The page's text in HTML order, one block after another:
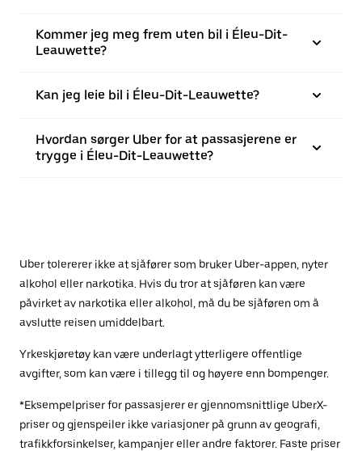
Kommer jeg meg frem uten bil i Éleu-Dit-
Leauwette?
Kan jeg leie bil i Éleu-Dit-Leauwette?
Hvordan sørger Uber for at passasjerene er
trygge i Éleu-Dit-Leauwette?
Uber tolererer ikke at sjåfører som bruker Uber-appen, nyter
alkohol eller narkotika. Hvis du tror at sjåføren kan være
påvirket av narkotika eller alkohol, må du be sjåføren om å
avslutte reisen umiddelbart.
Yrkeskjøretøy kan være underlagt ytterligere offentlige
avgifter, som kan være i tillegg til og høyere enn bompenger.
*Eksempelpriser for passasjerer er gjennomsnittlige UberX-
priser og gjenspeiler ikke variasjoner på grunn av geografi,
trafikkforsinkelser, kampanjer eller andre faktorer. Faste priser